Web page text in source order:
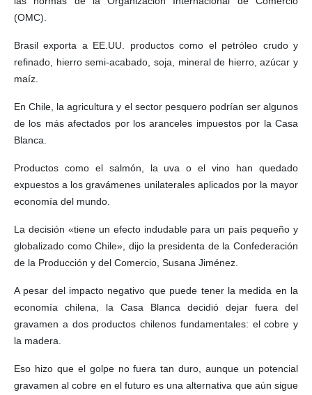
(OMC).
Brasil exporta a EE.UU. productos como el petróleo crudo y
refinado, hierro semi-acabado, soja, mineral de hierro, azúcar y
maíz.
En Chile, la agricultura y el sector pesquero podrían ser algunos
de los más afectados por los aranceles impuestos por la Casa
Blanca.
Productos como el salmón, la uva o el vino han quedado
expuestos a los gravámenes unilaterales aplicados por la mayor
economía del mundo.
La decisión «tiene un efecto indudable para un país pequeño y
globalizado como Chile», dijo la presidenta de la Confederación
de la Producción y del Comercio, Susana Jiménez.
A pesar del impacto negativo que puede tener la medida en la
economía chilena, la Casa Blanca decidió dejar fuera del
gravamen a dos productos chilenos fundamentales: el cobre y
la madera.
Eso hizo que el golpe no fuera tan duro, aunque un potencial
gravamen al cobre en el futuro es una alternativa que aún sigue